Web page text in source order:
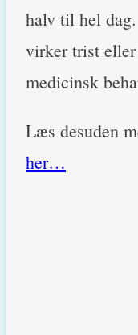
halv til hel
virker trist
medicinsk
Læs desuden
her…